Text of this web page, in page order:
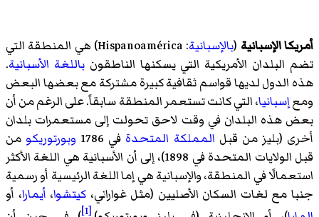
أمريكا الإسبانية (بالإسبانية:
Hispanoamérica)‏ هي المنطقة التي
تضم البلدان الأمريكية التي يسكنها الناطقونباللغة الأسبانية.
هذه الدول لديها قواسم ثقافية كبيرة مشتركة مع بعضها البعض
ومعإسبانيا، التي كانت تستعمر المنطقة سابقاً. على الرغم من أن
بعض هذه البلدان في وقت لاحق تحولت إلى مستعمرات بلدان
أخرى (بليز من قبل المملكة المتحدة في 1786 وبورتوريكو من
قبل الولايات المتحدة في 1898)، إلى أن الأسبانية هي اللغة الأكثر
استعمالًا في المنطقة، والإسبانية هي إما اللغة الرئيسية أو رسمية
جنبا مع لغات السكان الأصليين (مثل غواراني، كيتشوا، أيمارا، أو
[1]